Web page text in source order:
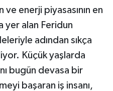
enerji piyasasının en
yer alan Feridun
adından sıkça
Küçük yaşlarda
bugün devasa bir
başaran iş insanı,